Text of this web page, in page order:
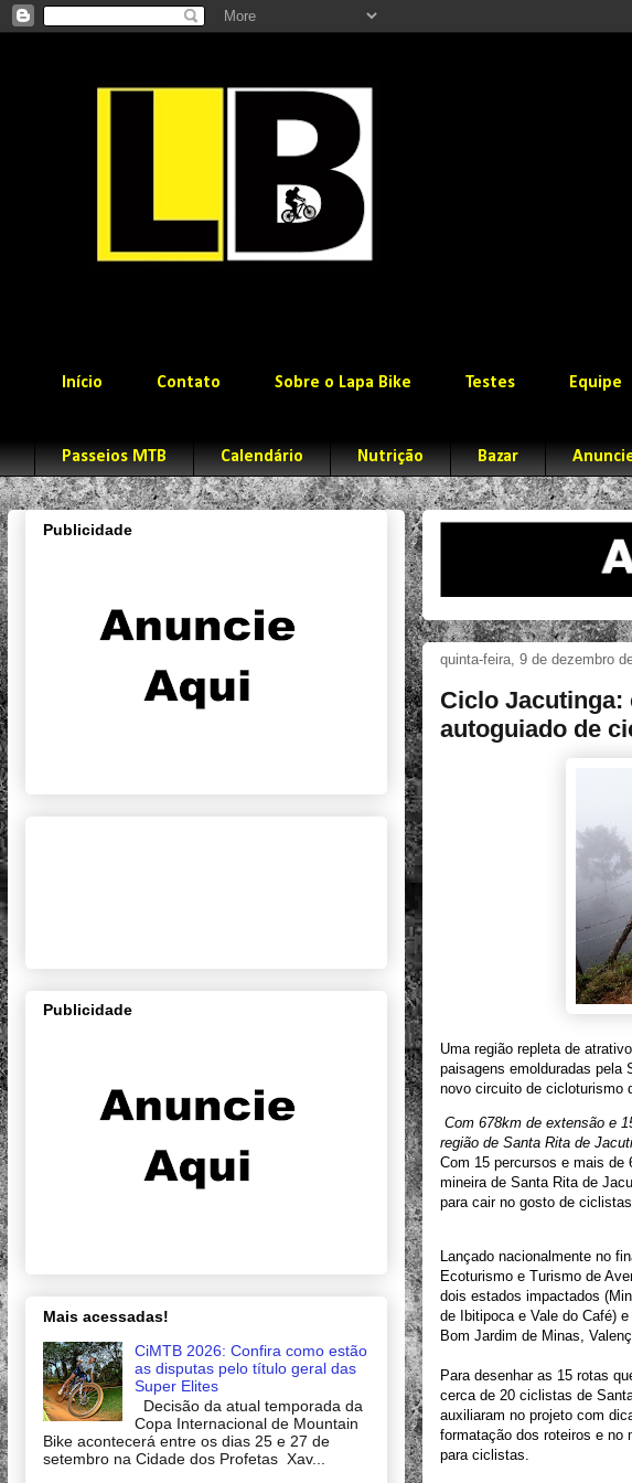
Início Contato Sobre o Lapa Bike Testes Equipe
Passeios MTB Calendário Nutrição Bazar
quinta-feira, 9 de dezembro
Ciclo
autoguiado de
Uma região repleta de
paisagens emolduradas pela
novo circuito de cicloturismo
Com 678km de extensão e
região de Santa Rita de
Com 15 percursos e mais de
mineira de Santa Rita de
para cair no gosto de
Lançado nacionalmente no
Ecoturismo e Turismo de
dois estados impactados
de Ibitipoca e Vale do Café)
Bom Jardim de Minas,
Para desenhar as 15 rotas
cerca de 20 ciclistas de
auxiliaram no projeto com
formatação dos roteiros e no
para ciclistas.
Publicidade
Publicidade
Mais acessadas!
CiMTB 2026: Confira como estão
as disputas pelo título geral das
Super Elites
Decisão da atual temporada da
Copa Internacional de Mountain
Bike acontecerá entre os dias 25 e 27 de
setembro na Cidade dos Profetas Xav...